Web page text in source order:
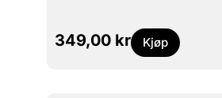
349,00 kr Kjøp